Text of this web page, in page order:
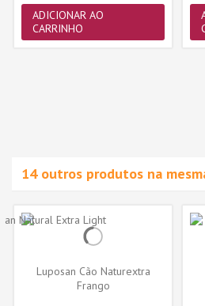
ADICIONAR AO
CARRINHO
14 outros produtos na
Luposan Cão Naturextra
Frango